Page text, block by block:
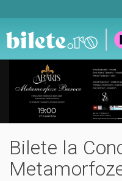
Bilete la